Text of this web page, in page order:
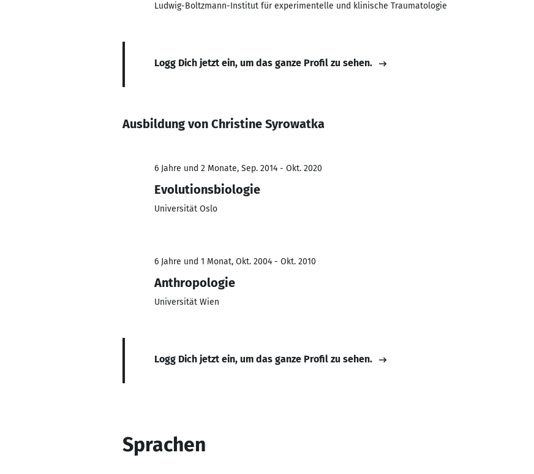
Ludwig-Boltzmann-Institut für experimentelle und klinische Traumatologie
Logg Dich jetzt ein, um das ganze Profil zu sehen.
Ausbildung von Christine Syrowatka
6 Jahre und 2 Monate, Sep. 2014 - Okt. 2020
Evolutionsbiologie
Universität Oslo
6 Jahre und 1 Monat, Okt. 2004 - Okt. 2010
Anthropologie
Universität Wien
Logg Dich jetzt ein, um das ganze Profil zu sehen.
Sprachen